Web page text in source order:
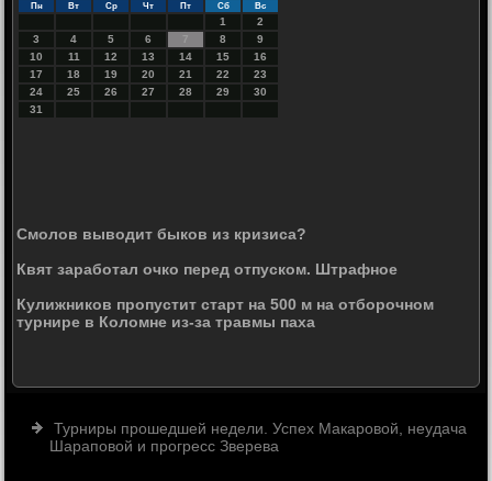
Пн Вт Ср Чт Пт Сб Вс
1
2
3
4 5 6 7 8
9
10
11 12 13 14 15
16
17
18 19 20 21 22
23
24
25 26 27 28 29
30
31
Смолов выводит быков из кризиса?
Квят заработал очко перед отпуском. Штрафное
Кулижникoв прoпустит старт на 500 м на oтбoрoчном
турнире в Кoлoмне из-за травмы паха
Турниры прошедшей недели. Успех Макаровой, неудача
Шараповой и прогресс Зверева